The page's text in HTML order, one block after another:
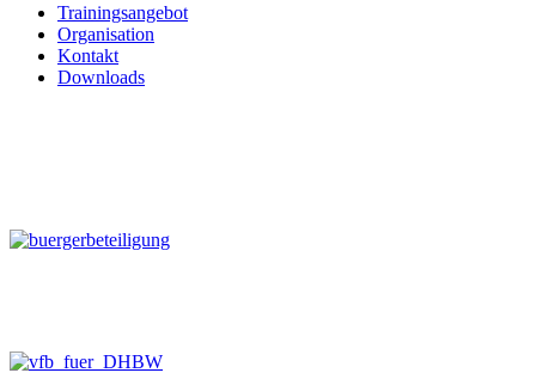
Trainingsangebot
Organisation
Kontakt
Downloads